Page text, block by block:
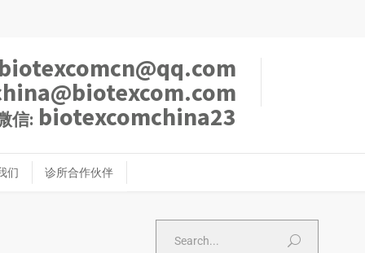
信: biotexcomchina23
们 诊所合作伙伴